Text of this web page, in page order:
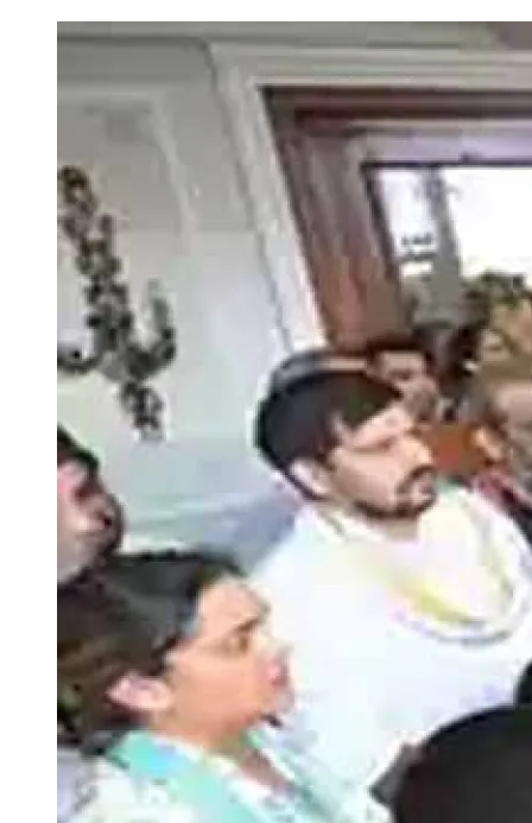
Facebook
LinkedIn
WhatsApp
Telegram